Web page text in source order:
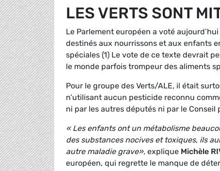
LES VERTS SONT
Le Parlement européen a voté
destinés aux nourrissons et aux enfants
spéciales (1) Le vote de ce texte devrait
le monde parfois trompeur des aliments
Pour le groupe des Verts/ALE, il était
n’utilisant aucun pesticide reconnu
ni par les autres députés ni par le
« Les enfants ont un métabolisme
des substances nocives et toxiques, ils
autre maladie grave», explique Michèle
européen, qui regrette le manque de